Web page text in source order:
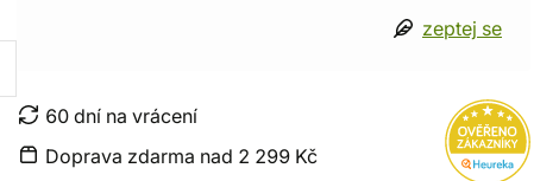
zeptej se
60 dní na vrácení
Doprava zdarma nad 2 299 Kč